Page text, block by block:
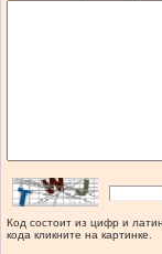
Код состоит из цифр и
кода кликните на картинке.